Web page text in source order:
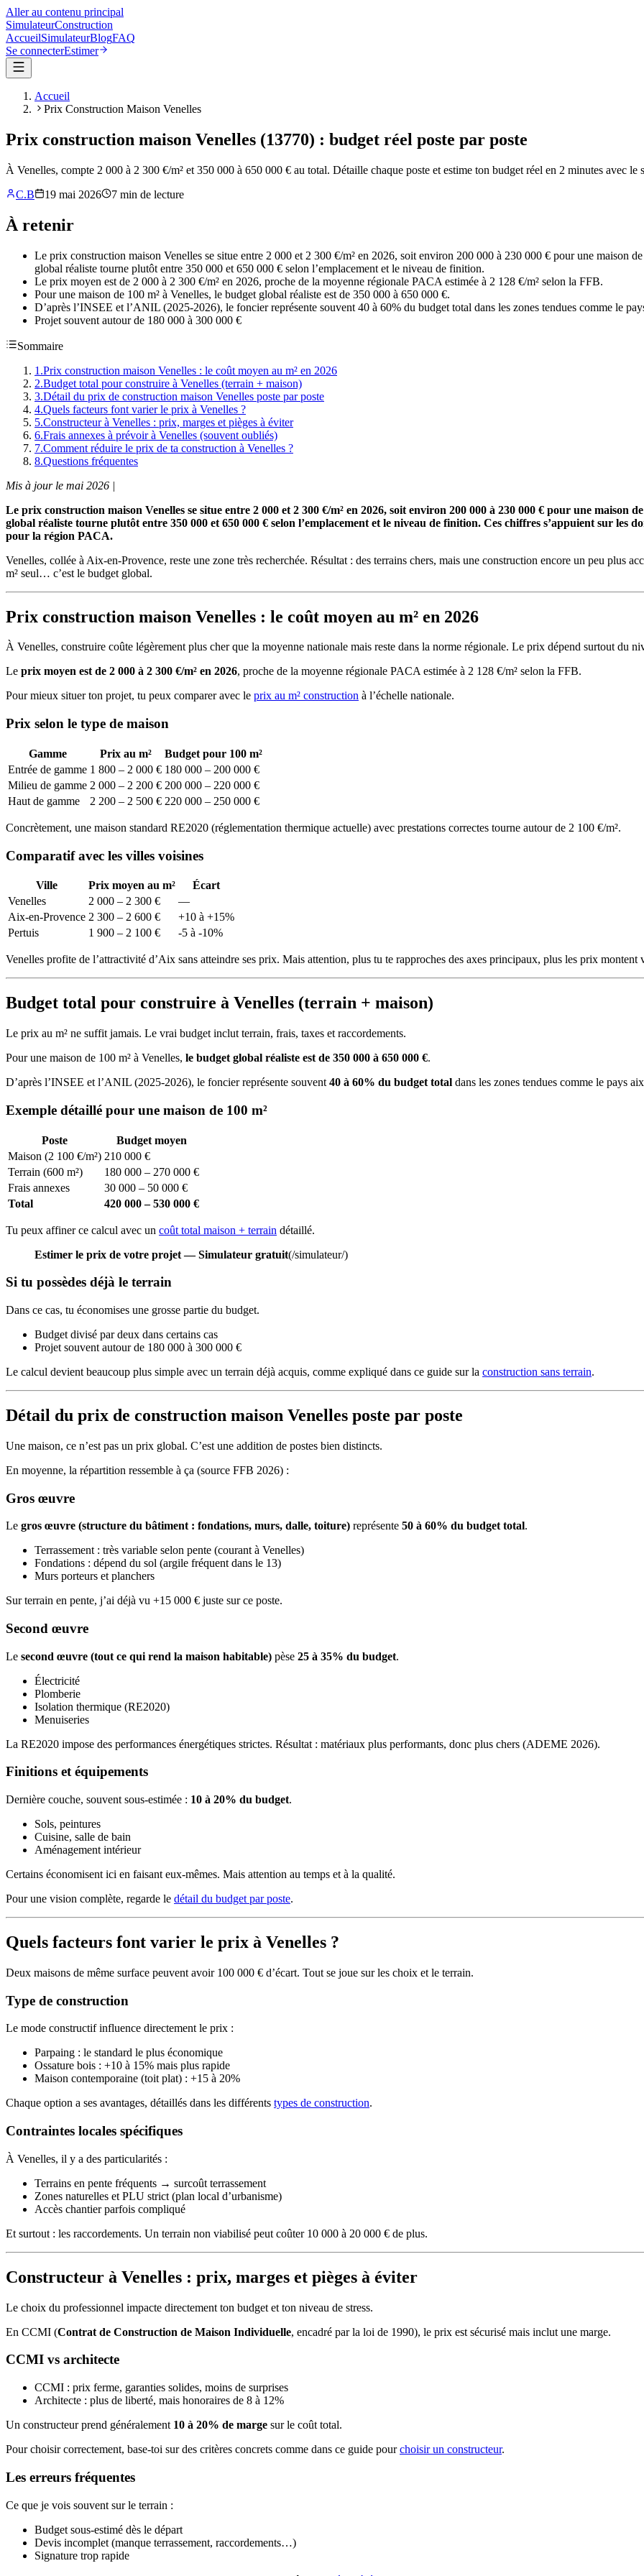
Aller au contenu principal
SimulateurConstruction
AccueilSimulateurBlogFAQ
Se connecterEstimer
Accueil
Prix Construction Maison Venelles
Prix construction maison Venelles (13770) : budget réel poste par poste
À Venelles, compte 2 000 à 2 300 €/m² et 350 000 à 650 000 € au total. Détaille chaque poste et estime ton budget réel en 2 minutes avec le
C.B
19 mai 2026 7 min de lecture
À retenir
Le prix construction maison Venelles se situe entre 2 000 et 2 300 €/m² en 2026, soit environ 200 000 à 230 000 € pour une maison
global réaliste tourne plutôt entre 350 000 et 650 000 € selon l’emplacement et le niveau de finition.
Le prix moyen est de 2 000 à 2 300 €/m² en 2026, proche de la moyenne régionale PACA estimée à 2 128 €/m² selon la FFB.
Pour une maison de 100 m² à Venelles, le budget global réaliste est de 350 000 à 650 000 €.
D’après l’INSEE et l’ANIL (2025-2026), le foncier représente souvent 40 à 60% du budget total dans les zones tendues comme le
Projet souvent autour de 180 000 à 300 000 €
Sommaire
1 .Prix construction maison Venelles : le coût moyen au m² en 2026
2.Budget total pour construire à Venelles (terrain + maison)
3.Détail du prix de construction maison Venelles poste par poste
4.Quels facteurs font varier le prix à Venelles ?
5.Constructeur à Venelles : prix, marges et pièges à éviter
6.Frais annexes à prévoir à Venelles (souvent oubliés)
7.Comment réduire le prix de ta construction à Venelles ?
8.Questions fréquentes
Mis à jour le mai 2026 |
Le prix construction maison Venelles se situe entre 2 000 et 2 300 €/m² en 2026, soit environ 200 000 à 230 000 € pour une maison
global réaliste tourne plutôt entre 350 000 et 650 000 € selon l’emplacement et le niveau de finition. Ces chiffres s’appuient sur les
pour la région PACA.
Venelles, collée à Aix-en-Provence, reste une zone très recherchée. Résultat : des terrains chers, mais une construction encore un peu plus
m² seul… c’est le budget global.
Prix construction maison Venelles : le coût moyen au m² en 2026
À Venelles, construire coûte légèrement plus cher que la moyenne nationale mais reste dans la norme régionale. Le prix dépend surtout du
Le prix moyen est de 2 000 à 2 300 €/m² en 2026, proche de la moyenne régionale PACA estimée à 2 128 €/m² selon la FFB.
Pour mieux situer ton projet, tu peux comparer avec le prix au m² construction à l’échelle nationale.
Prix selon le type de maison
Gamme Prix au m²
Budget pour 100 m²
Entrée de gamme 1 800 – 2 000 € 180 000 – 200 000 €
Milieu de gamme 2 000 – 2 200 € 200 000 – 220 000 €
Haut de gamme
2 200 – 2 500 € 220 000 – 250 000 €
Concrètement, une maison standard RE2020 (réglementation thermique actuelle) avec prestations correctes tourne autour de 2 100 €/m².
Comparatif avec les villes voisines
Ville Prix moyen au m²
Écart
Venelles
2 000 – 2 300 €
—
Aix-en-Provence 2 300 – 2 600 €
+10 à +15%
Pertuis
1 900 – 2 100 € -5 à -10%
Venelles profite de l’attractivité d’Aix sans atteindre ses prix. Mais attention, plus tu te rapproches des axes principaux, plus les prix montent
Budget total pour construire à Venelles (terrain + maison)
Le prix au m² ne suffit jamais. Le vrai budget inclut terrain, frais, taxes et raccordements.
Pour une maison de 100 m² à Venelles, le budget global réaliste est de 350 000 à 650 000 €.
D’après l’INSEE et l’ANIL (2025-2026), le foncier représente souvent 40 à 60% du budget total dans les zones tendues comme le pays
Exemple détaillé pour une maison de 100 m²
Poste
Budget moyen
Maison (2 100 €/m²) 210 000 €
Terrain (600 m²)
180 000 – 270 000 €
Frais annexes
30 000 – 50 000 €
Total
420 000 – 530 000 €
Tu peux affiner ce calcul avec un coût total maison + terrain détaillé.
Estimer le prix de votre projet — Simulateur gratuit(/simulateur/)
Si tu possèdes déjà le terrain
Dans ce cas, tu économises une grosse partie du budget.
Budget divisé par deux dans certains cas
Projet souvent autour de 180 000 à 300 000 €
Le calcul devient beaucoup plus simple avec un terrain déjà acquis, comme expliqué dans ce guide sur la construction sans terrain.
Détail du prix de construction maison Venelles poste par poste
Une maison, ce n’est pas un prix global. C’est une addition de postes bien distincts.
En moyenne, la répartition ressemble à ça (source FFB 2026) :
Gros œuvre
Le gros œuvre (structure du bâtiment : fondations, murs, dalle, toiture) représente 50 à 60% du budget total.
Terrassement : très variable selon pente (courant à Venelles)
Fondations : dépend du sol (argile fréquent dans le 13)
Murs porteurs et planchers
Sur terrain en pente, j’ai déjà vu +15 000 € juste sur ce poste.
Second œuvre
Le second œuvre (tout ce qui rend la maison habitable) pèse 25 à 35% du budget.
Électricité
Plomberie
Isolation thermique (RE2020)
Menuiseries
La RE2020 impose des performances énergétiques strictes. Résultat : matériaux plus performants, donc plus chers (ADEME 2026).
Finitions et équipements
Dernière couche, souvent sous-estimée : 10 à 20% du budget.
Sols, peintures
Cuisine, salle de bain
Aménagement intérieur
Certains économisent ici en faisant eux-mêmes. Mais attention au temps et à la qualité.
Pour une vision complète, regarde le détail du budget par poste.
Quels facteurs font varier le prix à Venelles ?
Deux maisons de même surface peuvent avoir 100 000 € d’écart. Tout se joue sur les choix et le terrain.
Type de construction
Le mode constructif influence directement le prix :
Parpaing : le standard le plus économique
Ossature bois : +10 à 15% mais plus rapide
Maison contemporaine (toit plat) : +15 à 20%
Chaque option a ses avantages, détaillés dans les différents types de construction.
Contraintes locales spécifiques
À Venelles, il y a des particularités :
Terrains en pente fréquents → surcoût terrassement
Zones naturelles et PLU strict (plan local d’urbanisme)
Accès chantier parfois compliqué
Et surtout : les raccordements. Un terrain non viabilisé peut coûter 10 000 à 20 000 € de plus.
Constructeur à Venelles : prix, marges et pièges à éviter
Le choix du professionnel impacte directement ton budget et ton niveau de stress.
En CCMI (Contrat de Construction de Maison Individuelle, encadré par la loi de 1990), le prix est sécurisé mais inclut une marge.
CCMI vs architecte
CCMI : prix ferme, garanties solides, moins de surprises
Architecte : plus de liberté, mais honoraires de 8 à 12%
Un constructeur prend généralement 10 à 20% de marge sur le coût total.
Pour choisir correctement, base-toi sur des critères concrets comme dans ce guide pourchoisir un constructeur.
Les erreurs fréquentes
Ce que je vois souvent sur le terrain :
Budget sous-estimé dès le départ
Devis incomplet (manque terrassement, raccordements…)
Signature trop rapide